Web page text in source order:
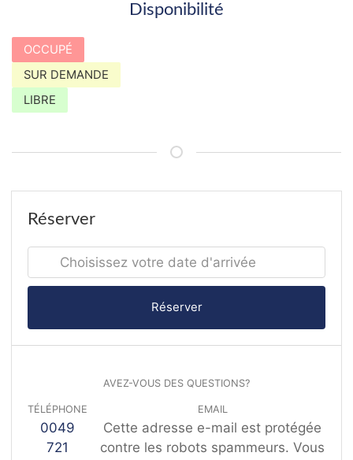
Disponibilité
OCCUPÉ
SUR DEMANDE
LIBRE
Réserver
Réserver
AVEZ-VOUS DES QUESTIONS?
TÉLÉPHONE
0049
721
EMAIL
Cette adresse e-mail est protégée
contre les robots spammeurs. Vous